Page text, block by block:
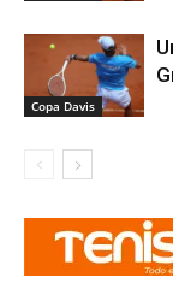
Copa Davis